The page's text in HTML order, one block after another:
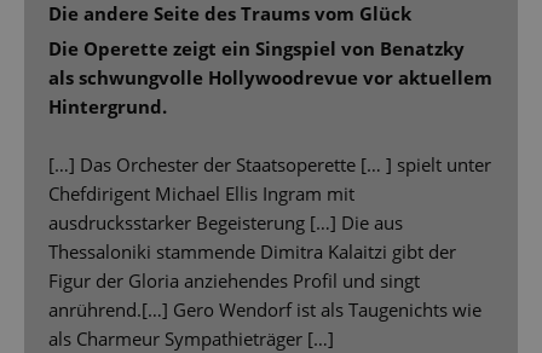
Die andere Seite des Traums vom Glück
Die Operette zeigt ein Singspiel von Benatzky
als schwungvolle Hollywoodrevue vor aktuellem
Hintergrund.
[…] Das Orchester der Staatsoperette [… ] spielt unter
Chefdirigent Michael Ellis Ingram mit
ausdrucksstarker Begeisterung […] Die aus
Thessaloniki stammende Dimitra Kalaitzi gibt der
Figur der Gloria anziehendes Profil und singt
anrührend.[…] Gero Wendorf ist als Taugenichts wie
als Charmeur Sympathieträger […]